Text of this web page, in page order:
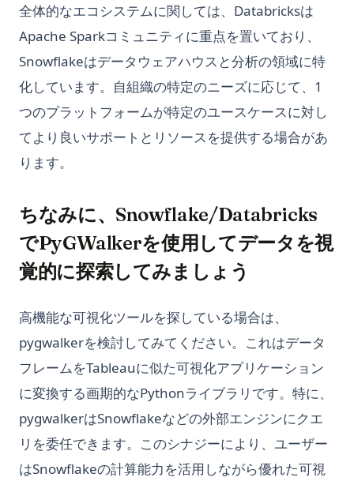
なぜChatGPTは遅いのか？あなたのせいではないかもしれませ
ん
オフラインChatGPT：どこでもいつでもAIチャットコンパニオ
ン
オープンチャットAI: GPT-3で支えられる対話型AIの未来
カスタムデータによるChatGPTトレーニングガイド-高度なチャ
ットボット展開のために
チャットGPTにおけるGPTとは？1分で説明
トップ10のオープンソースChatGPTの代替品とその使い方
パーソナライズされたGPT: 自分自身のGPTモデルをチューニン
グする方法
プロンプトからコードベースへ：GPT Engineeerのパワー
マスタリングアート：ログインせずにChatGPTを使用する方法
上級ガイド: Python で ChatGPT API を使用する方法
技術選考のためのGPT：採用革命
絶対に見逃せないトップ11のAuto GPTの例
す。
Python subprocess: Run External Commands from Python
(Complete Guide)
Python subprocess：Pythonから外部コマンドを実行する（完
全ガイド）
Python unittest: Write and Run Unit Tests (Complete Guide)
Python unittest：ユニットテストの書き方と実行方法（完全ガ
イド）
Python zip() Function: Combine Iterables with Examples
速・モダン・効率的な方法
Python における NLTK トークン分割: ここからすぐに始めよう
Python の pycache を理解する：知っておくべきすべてのこと
Python 切り捨て除算：// 演算子の完全ガイド
Python 循環インポート（circular import）の直し方と実例
Python3 Linter: The Ultimate Guide to Boosting Your Code
Quality
法：効率的なWebスクレイピングを実現しましょう！
PythonでShebangを使用する方法
PythonでSyntaxError invalid syntaxを修正する方法 - 有効な
全体的なエコシステムに関しては、Databricksは
Apache Sparkコミュニティに重点を置いており、
Snowflakeはデータウェアハウスと分析の領域に特
化しています。自組織の特定のニーズに応じて、1
つのプラットフォームが特定のユースケースに対し
てより良いサポートとリソースを提供する場合があ
ります。
ちなみに、Snowflake/Databricks
でPyGWalkerを使用してデータを視
覚的に探索してみましょう
高機能な可視化ツールを探している場合は、
pygwalkerを検討してみてください。これはデータ
フレームをTableauに似た可視化アプリケーション
に変換する画期的なPythonライブラリです。特に、
pygwalkerはSnowflakeなどの外部エンジンにクエ
リを委任できます。このシナジーにより、ユーザー
はSnowflakeの計算能力を活用しながら優れた可視